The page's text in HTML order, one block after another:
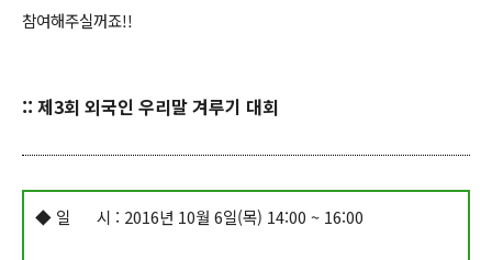
참여해주실꺼죠!!
:: 제3회 외국인 우리말 겨루기 대회
◆ 일 시 : 2016년 10월 6일(목) 14:00 ~ 16:00